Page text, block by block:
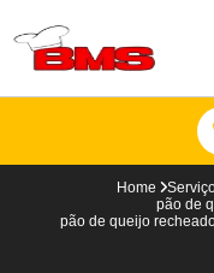
Home
pão de
pão de queijo